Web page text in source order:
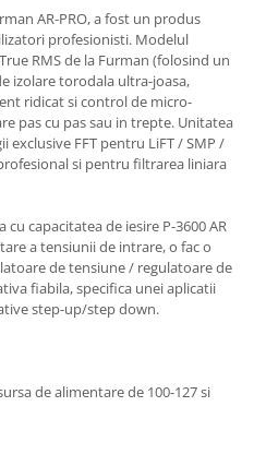
USB
AR-PRO, a fost un produs
profesionisti. Modelul
RMS de la Furman (folosind un
izolare torodala ultra-joasa,
ridicat si control de micro-
pas cu pas sau in trepte. Unitatea
exclusive FFT pentru LiFT / SMP /
si pentru filtrarea liniara
capacitatea de iesire P-3600 AR
a tensiunii de intrare, o fac o
de tensiune / regulatoare de
fiabila, specifica unei aplicatii
step-up/step down.
de alimentare de 100-127 si